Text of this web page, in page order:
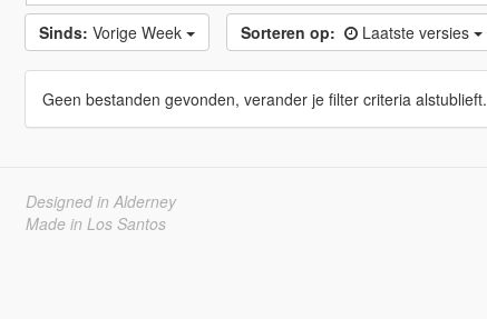
Sinds: Vorige Week Sorteren op: Laatste versies
Geen bestanden gevonden, verander je filter criteria alstublieft.
Designed in Alderney
Made in Los Santos